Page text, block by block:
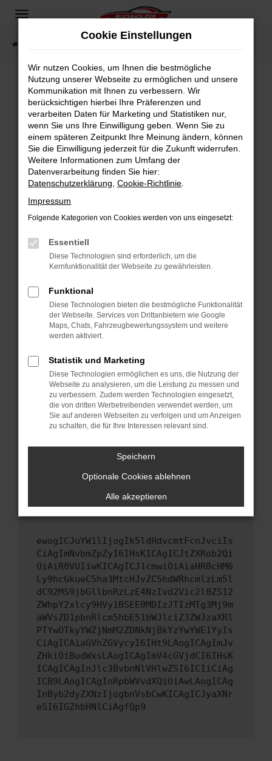
Zum
springen
Fahrzeugsuche
Fehler: Network Error
Beim Laden ist ein Fehler aufgetreten.
Hier sind ein paar Tipps, die dir helfen können:
Überprüfe deine Firewall und deine
Internetverbindung.
Laden andere Webseiten, zum Beispiel deine
Suchmaschine?
Prüfe deine Browsererweiterungen.
können das Laden bestimmter Seiten
verhindern. Funktioniert die Seite in einem
anderen Browser oder in einem privaten
Starte dein Gerät neu.
Das kann manchmal helfen, vorübergehende
Probleme zu beheben.
Betriebssystem auf dem neuesten Stand
sind.
Veraltete Software birgt nicht nur ein
Sicherheitsrisiko, sondern kann auch dazu
führen, dass bestimmte Funktionen nicht mehr
unterstützt werden.
Wende dich an den Webseitenbetreiber.
Wenn du alle oben genannten Schritte versucht
hast, kontaktiere uns bitte. Wir werden
versuchen, das Problem zu beheben. Du kannst
uns diesen Text schicken, um uns bei der
ewogICJuYW1lIjogIk5ldHdvcmtFcnJvciIs
CiAgImNvbmZpZyI6IHsKICAgICJtZXRob2Qi
OiAiR0VUIiwKICAgICJ1cmwiOiAiaHR0cHM6
Ly9hcGkueC5ha3MtcHJvZC5hdWRhcmlzLm5l
dC92MS9jbGllbnRzLzE4NzIvd2Vic2l0ZS12
ZWhpY2xlcy9HVy1BSEE0MDIzJTIzMTg3Mj9m
aWVsZD1pbnRlcm5hbE51bWJlciZ3ZWJzaXRl
PTYwOTkyYWZjNmM2ZDNkNjBkYzYwYWE1YyIs
CiAgICAiaGVhZGVycyI6IHt9LAogICAgImJv
ZHkiOiBudWxsLAogICAgImV4cGVjdCI6IHsK
ICAgICAgInJlc3BvbnNlVHlwZSI6ICIiCiAg
ICB9LAogICAgInRpbWVvdXQiOiAwLAogICAg
InByb2dyZXNzIjogbnVsbCwKICAgICJyaXNr
eSI6IGZhbHNlCiAgfQp9
Cookie Einstellungen
Wir nutzen Cookies, um Ihnen die bestmögliche
Nutzung unserer Webseite zu ermöglichen und unsere
Kommunikation mit Ihnen zu verbessern. Wir
berücksichtigen hierbei Ihre Präferenzen und
verarbeiten Daten für Marketing und Statistiken nur,
wenn Sie uns Ihre Einwilligung geben. Wenn Sie zu
einem späteren Zeitpunkt Ihre Meinung ändern, können
Sie die Einwilligung jederzeit für die Zukunft widerrufen.
Weitere Informationen zum Umfang der
Datenverarbeitung finden Sie hier:
Datenschutzerklärung Cookie-Richtlinie
Impressum
Folgende Kategorien von Cookies werden von uns eingesetzt:
Essentiell
Diese Technologien sind erforderlich, um die
Kernfunktionalität der Webseite zu gewährleisten.
Funktional
Diese Technologien bieten die bestmögliche Funktionalität
der Webseite. Services von Drittanbietern wie Google
Maps, Chats, Fahrzeugbewertungssystem und weitere
werden aktiviert.
Statistik und Marketing
Diese Technologien ermöglichen es uns, die Nutzung der
Webseite zu analysieren, um die Leistung zu messen und
zu verbessern. Zudem werden Technologien eingesetzt,
die von dritten Werbetreibenden verwendet werden, um
Sie auf anderen Webseiten zu verfolgen und um Anzeigen
zu schalten, die für Ihre Interessen relevant sind.
Speichern
Optionale Cookies ablehnen
Alle akzeptieren